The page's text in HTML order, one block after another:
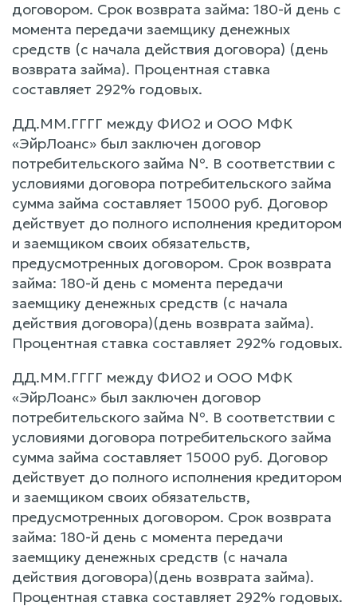
договором. Срок возврата займа: 180-й день с
момента передачи заемщику денежных
средств (с начала действия договора) (день
возврата займа). Процентная ставка
составляет 292% годовых.
ДД.ММ.ГГГГ между ФИО2 и ООО МФК
«ЭйрЛоанс» был заключен договор
потребительского займа №. В соответствии с
условиями договора потребительского займа
сумма займа составляет 15000 руб. Договор
действует до полного исполнения кредитором
и заемщиком своих обязательств,
предусмотренных договором. Срок возврата
займа: 180-й день с момента передачи
заемщику денежных средств (с начала
действия договора)(день возврата займа).
Процентная ставка составляет 292% годовых.
ДД.ММ.ГГГГ между ФИО2 и ООО МФК
«ЭйрЛоанс» был заключен договор
потребительского займа №. В соответствии с
условиями договора потребительского займа
сумма займа составляет 15000 руб. Договор
действует до полного исполнения кредитором
и заемщиком своих обязательств,
предусмотренных договором. Срок возврата
займа: 180-й день с момента передачи
заемщику денежных средств (с начала
действия договора)(день возврата займа).
Процентная ставка составляет 292% годовых.